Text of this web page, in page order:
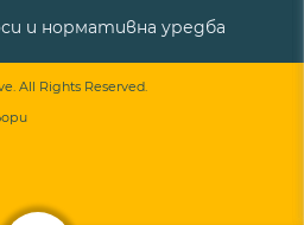
и нормативна уредба
All Rights Reserved.